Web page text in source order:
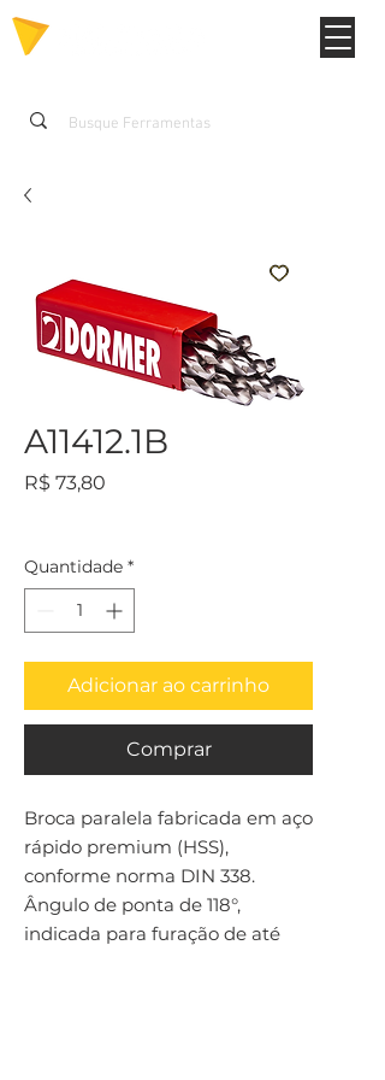
A11412.1B
R$ 73,80
Quantidade *
Adicionar ao carrinho
Comprar
Broca paralela fabricada em aço
rápido premium (HSS),
conforme norma DIN 338.
Ângulo de ponta de 118°,
indicada para furação de até